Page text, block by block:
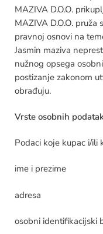
MAZIVA D.O.O.
MAZIVA D.O.O.
pravnoj osnovi na
Jasmin maziva
nužnog opsega
postizanje zakonom
obrađuju.
Vrste osobnih
Podaci koje kupac i/ili
ime i prezime
adresa
osobni identifikacijski